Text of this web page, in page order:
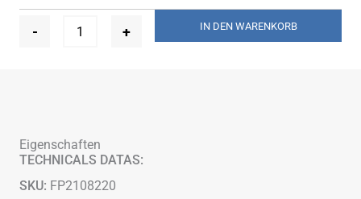
-
1/4"
+ IN DEN WARENKORB
Eigenschaften
TECHNICALS DATAS:
SKU: FP2108220